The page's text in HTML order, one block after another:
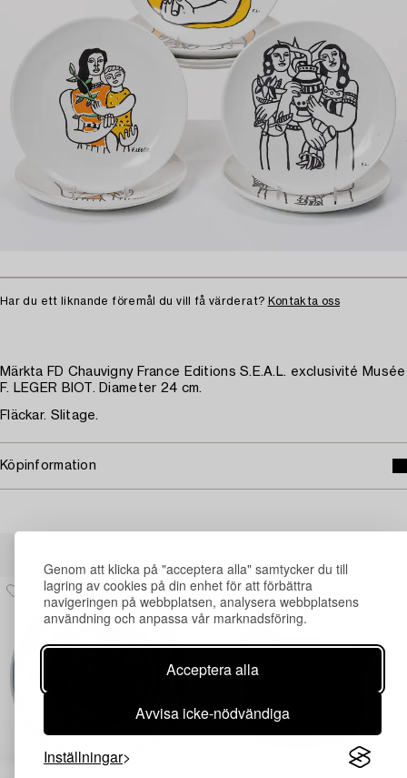
Genom att klicka på "acceptera alla" samtycker du till
lagring av cookies på din enhet för att förbättra
navigeringen på webbplatsen, analysera webbplatsens
användning och anpassa vår marknadsföring.
Acceptera alla
Avvisa icke-nödvändiga
Inställningar
Har du ett liknande föremål du vill få värderat? Kontakta oss
Märkta FD Chauvigny France Editions S.E.A.L. exclusivité Musée
F. LEGER BIOT. Diameter 24 cm.
Fläckar. Slitage.
Köpinformation